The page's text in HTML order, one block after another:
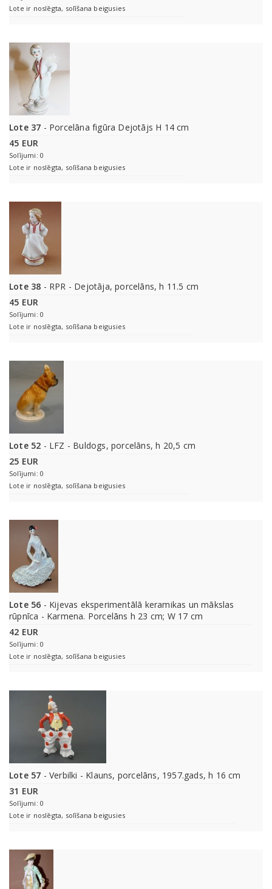
Lote ir noslēgta, solīšana beigusies
Lote 37 - Porcelāna figūra Dejotājs H 14 cm
45 EUR
Solījumi: 0
Lote ir noslēgta, solīšana beigusies
Lote 38 - RPR - Dejotāja, porcelāns, h 11.5 cm
45 EUR
Solījumi: 0
Lote ir noslēgta, solīšana beigusies
Lote 52 - LFZ - Buldogs, porcelāns, h 20,5 cm
25 EUR
Solījumi: 0
Lote ir noslēgta, solīšana beigusies
Lote 56 - Kijevas eksperimentālā keramikas un mākslas
rūpnīca - Karmena. Porcelāns h 23 cm; W 17 cm
42 EUR
Solījumi: 0
Lote ir noslēgta, solīšana beigusies
Lote 57 - Verbilki - Klauns, porcelāns, 1957.gads, h 16 cm
31 EUR
Solījumi: 0
Lote ir noslēgta, solīšana beigusies